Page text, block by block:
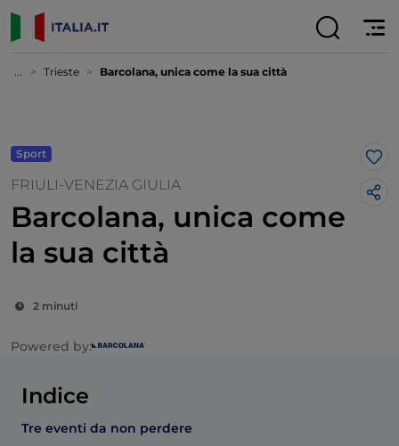
... Trieste Barcolana, unica come la sua città
Sport
FRIULI-VENEZIA GIULIA
Barcolana, unica come
la sua città
2 minuti
Powered by:
Indice
Tre eventi da non perdere